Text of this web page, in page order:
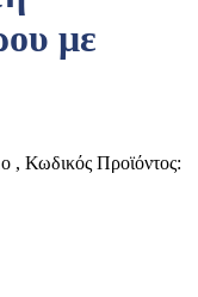
με
, Κωδικός Προϊόντος: